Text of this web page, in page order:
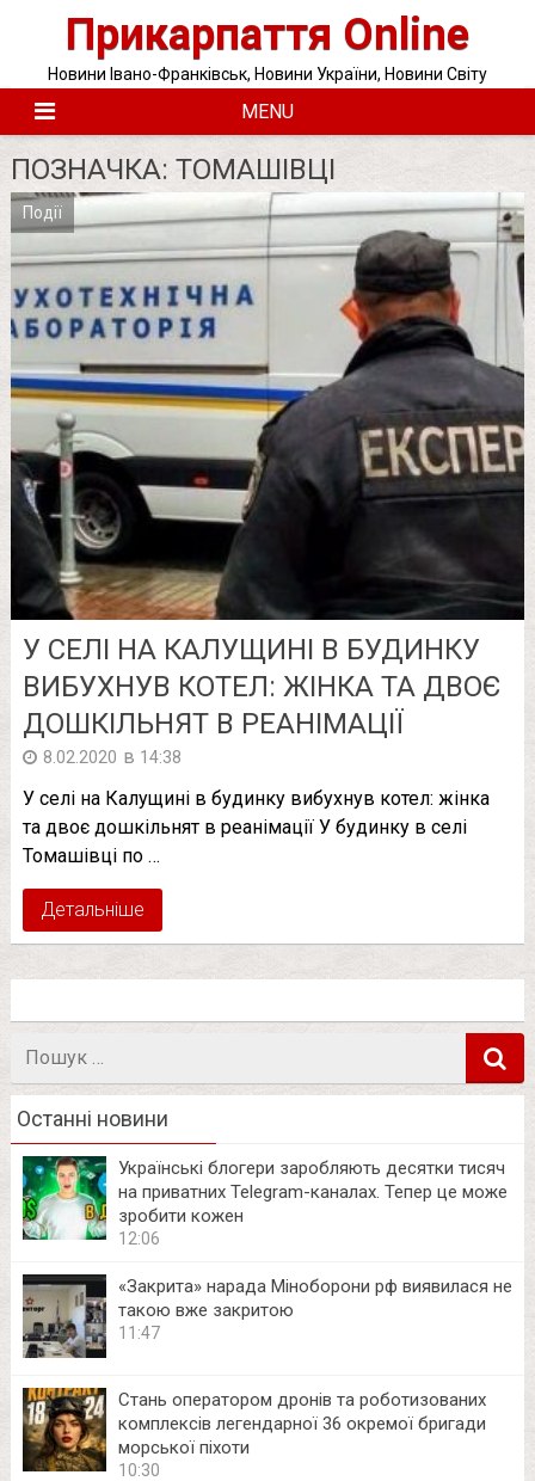
Прикарпаття Online
Новини Івано-Франківськ, Новини України, Новини Світу
MENU
ПОЗНАЧКА: ТОМАШІВЦІ
Події
У СЕЛІ НА КАЛУЩИНІ В БУДИНКУ
ВИБУХНУВ КОТЕЛ: ЖІНКА ТА ДВОЄ
ДОШКІЛЬНЯТ В РЕАНІМАЦІЇ
8.02.2020 в 14:38
У селі на Калущині в будинку вибухнув котел: жінка
та двоє дошкільнят в реанімації У будинку в селі
Томашівці по …
Детальніше
Пошук
Останні новини
Українські блогери заробляють десятки тисяч
на приватних Telegram-каналах. Тепер це може
зробити кожен
12:06
«Закрита» нарада Міноборони рф виявилася не
такою вже закритою
11:47
Стань оператором дронів та роботизованих
комплексів легендарної 36 окремої бригади
морської піхоти
10:30